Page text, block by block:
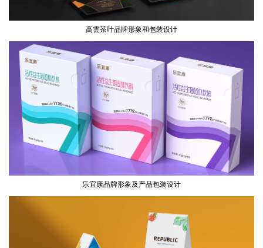
高雲茶叶品牌形象和包装设计
乐宜康品牌形象及产品包装设计